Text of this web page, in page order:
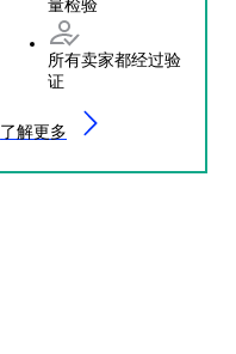
量检验
所有卖家都经过验
证
了解更多